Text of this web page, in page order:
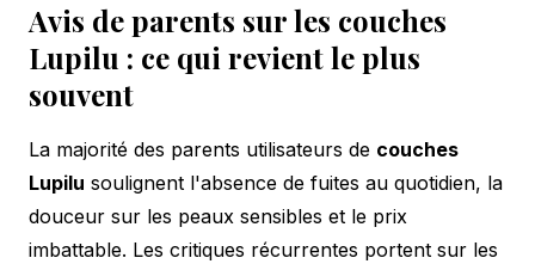
Avis de parents sur les couches
Lupilu : ce qui revient le plus
souvent
La majorité des parents utilisateurs de couches
Lupilu soulignent l'absence de fuites au quotidien, la
douceur sur les peaux sensibles et le prix
imbattable. Les critiques récurrentes portent sur les